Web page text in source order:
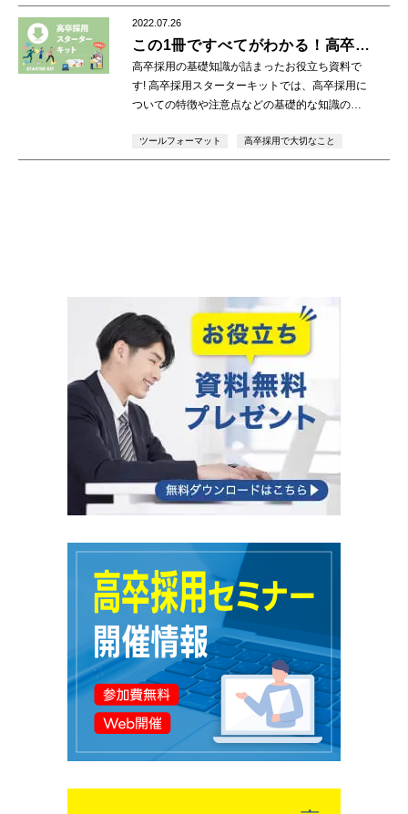
す。
2022.07.26
この1冊ですべてがわかる！高卒採
用スターターキット
高卒採用の基礎知識が詰まったお役立ち資料で
す! 高卒採用スターターキットでは、高卒採用に
ついての特徴や注意点などの基礎的な知識の情
応募前職場見学など、実務的な情報まで掲載し
ていま […]
ツールフォーマット 高卒採用で大切なこと